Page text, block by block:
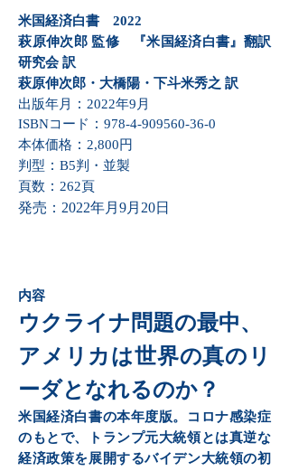
​米国経済白書 2022
​萩原伸次郎 監修 『米国経済白書』翻訳
研究会 訳
萩原伸次郎・大橋陽・下斗米秀之 訳
出版年月
： 2022年9月
ISBNコード ： 978-4-909560-36-0
本体価格 ： 2,800円
判型 ： B5判・並製
頁数 ： 262頁
発売：2022年月9月20日
内容
ウクライナ問題の最中、
アメリカは世界の真のリ
ーダとなれるのか？
米国経済白書の本年度版。コロナ感染症
のもとで、トランプ元大統領とは真逆な
経済政策を展開するバイデン大統領の初